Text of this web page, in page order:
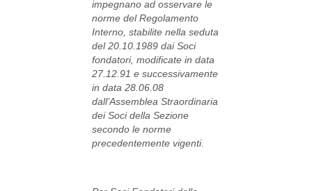
impegnano ad osservare le
norme del Regolamento
Interno, stabilite nella seduta
del 20.10.1989 dai Soci
fondatori, modificate in data
27.12.91 e successivamente
in data 28.06.08
dall’Assemblea Straordinaria
dei Soci della Sezione
secondo le norme
precedentemente vigenti.